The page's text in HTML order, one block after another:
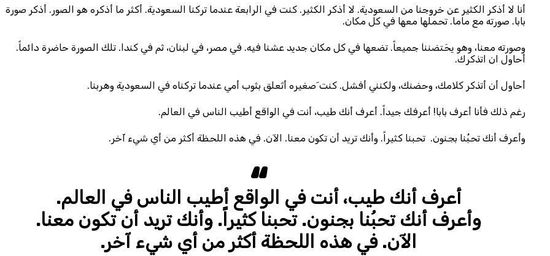
أنا لا أذكر الكثير عن خروجنا من السعودية. لا أذكر الكثير. كنت في الرابعة عندما تركنا السعودية. أكثر ما أذكره هو الصور. أذكر صورة
بابا. صورته مع ماما. تحملها معها في كل مكان.
وصورته معنا، وهو يحَتضننا جميعاً. تضعها في كل مكان جديد عشنا فيه. في مصر، في لبنان، ثم في كندا. تلك الصورة حاضرة دائماً.
أحاول ان اتذكرك.
أحاول أن أتذكر كلامك، وحضنك، ولكنني أفشل. كنت َصغيره أتَعلق بثوب أمي عندما تركناه في السعودية وهربنا.
رغم ذلك فأنا أعرف بابا! أعرفك جيداً. أعرف أنك طيب، أنت في الواقع أطيب الناس في العالم.
وأعرف أنك تحبُنا بجنون. تحبنا كثيراً. وأنك تريد أن تكون معنا. الآن. في هذه اللحظة أكثر من أي شيء آخر.
أعرف أنك طيب، أنت في الواقع أطيب الناس في العالم.
وأعرف أنك تحبُنا بجنون. تحبنا كثيراً. وأنك تريد أن تكون معنا.
الآن. في هذه اللحظة أكثر من أي شيء آخر.